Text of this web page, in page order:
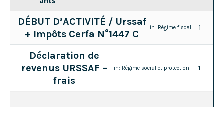
DÉBUT D’ACTIVITÉ / Urssaf
+ Impôts Cerfa N°1447 C
in: Régime fiscal 1
Déclaration de
revenus URSSAF –
frais
in: Régime social et protection 1